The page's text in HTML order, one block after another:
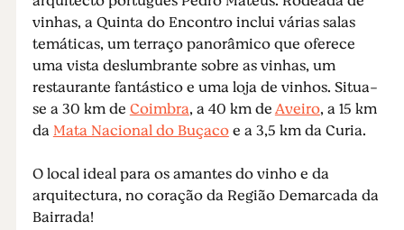
vinhas, a Quinta do Encontro inclui várias salas
temáticas, um terraço panorâmico que oferece
uma vista deslumbrante sobre as vinhas, um
restaurante fantástico e uma loja de vinhos. Situa-
se a 30 km deCoimbra, a 40 km deAveiro, a 15 km
daMata Nacional do Buçacoe a 3,5 km da Curia.
O local ideal para os amantes do vinho e da
arquitectura, no coração da Região Demarcada da
Bairrada!